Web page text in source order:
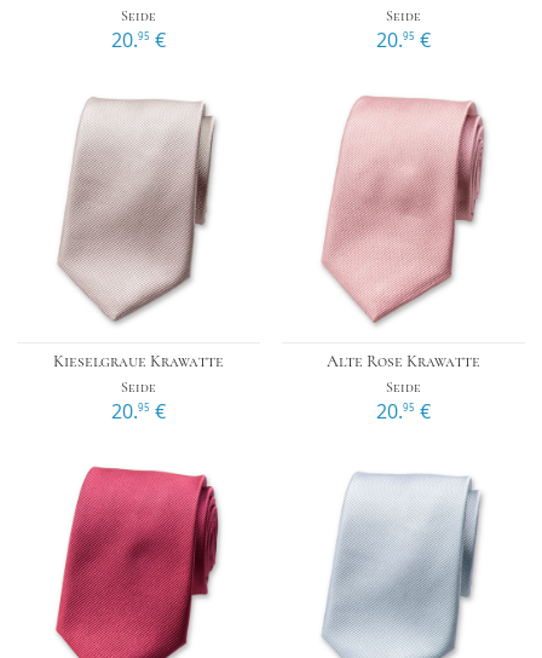
Seide
20.95 €
Seide
20.95 €
Kieselgraue Krawatte
Seide
20.95 €
Alte Rose Krawatte
Seide
20.95 €